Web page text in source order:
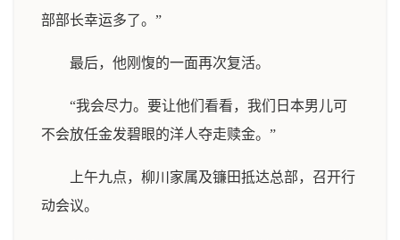
部部长幸运多了。”
最后，他刚愎的一面再次复活。
“我会尽力。要让他们看看，我们日本男儿可
不会放任金发碧眼的洋人夺走赎金。”
上午九点，柳川家属及镰田抵达总部，召开行
动会议。